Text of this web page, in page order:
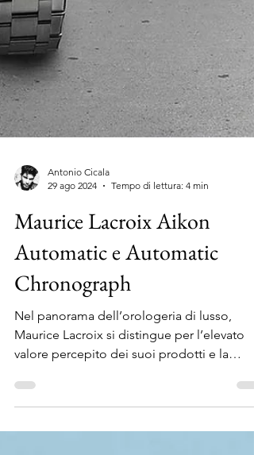
29 ago 2024
Tempo di lettura: 4 min
Maurice Lacroix Aikon
Automatic e Automatic
Chronograph
Nel panorama dell’orologeria di lusso,
Maurice Lacroix si distingue per l’elevato
valore percepito dei suoi prodotti e la
capacità di...